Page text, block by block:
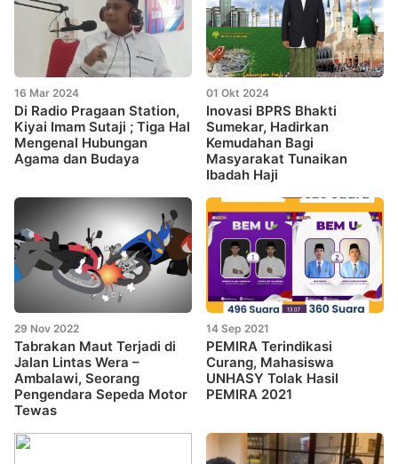
16 Mar 2024
Di Radio Pragaan Station,
Kiyai Imam Sutaji ; Tiga Hal
Mengenal Hubungan
Agama dan Budaya
01 Okt 2024
Inovasi BPRS Bhakti
Sumekar, Hadirkan
Kemudahan Bagi
Masyarakat Tunaikan
Ibadah Haji
29 Nov 2022
Tabrakan Maut Terjadi di
Jalan Lintas Wera –
Ambalawi, Seorang
Pengendara Sepeda Motor
Tewas
14 Sep 2021
PEMIRA Terindikasi
Curang, Mahasiswa
UNHASY Tolak Hasil
PEMIRA 2021